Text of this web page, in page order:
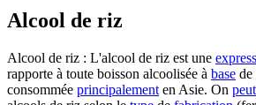
Alcool de riz
Alcool de riz : L'alcool de riz est une
rapporte à toute boisson alcoolisée à base de
consommée principalement en Asie. On peut